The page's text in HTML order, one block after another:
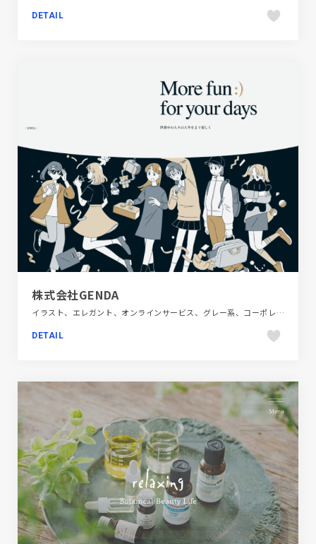
DETAIL
株式会社GENDA
イラスト、エレガント、オンラインサービス、グレー系、コーポレートサイト、スタイリッシュ、ホワイト系
DETAIL